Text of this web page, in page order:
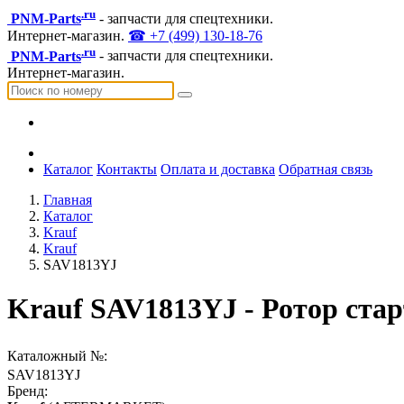
PNM-Parts.ru - запчасти для спецтехники.
Интернет-магазин. ☎ +7 (499) 130-18-76
PNM-Parts.ru - запчасти для спецтехники.
Интернет-магазин.
Каталог Контакты Оплата и доставка Обратная связь
Главная
Каталог
Krauf
Krauf
SAV1813YJ
Krauf SAV1813YJ - Ротор
Каталожный №:
SAV1813YJ
Бренд: